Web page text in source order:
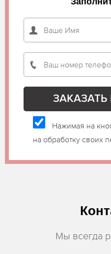
Нажимая на
на обработку своих
Мы всегда